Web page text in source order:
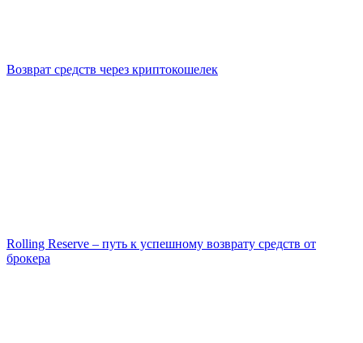
Возврат средств через криптокошелек
Rolling Reserve – путь к успешному возврату средств от
брокера